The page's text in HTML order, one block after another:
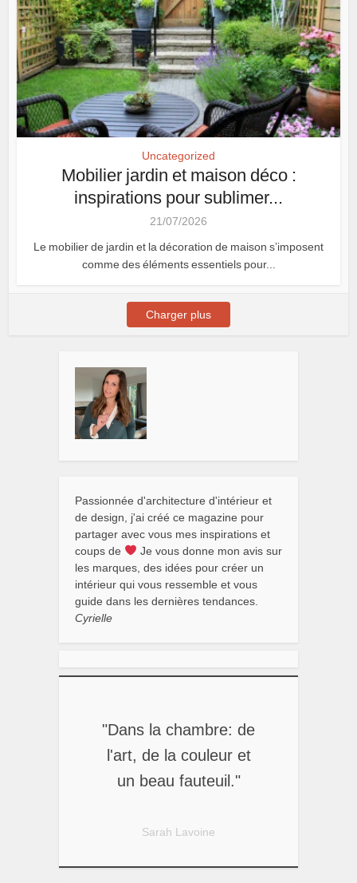
Uncategorized
Mobilier jardin et maison déco :
inspirations pour sublimer...
21/07/2026
Le mobilier de jardin et la décoration de maison s’imposent
comme des éléments essentiels pour...
Charger plus
Passionnée d'architecture d'intérieur et
de design, j'ai créé ce magazine pour
partager avec vous mes inspirations et
coups de
Je vous donne mon avis sur
les marques, des idées pour créer un
intérieur qui vous ressemble et vous
guide dans les dernières tendances.
Cyrielle
"Dans la chambre: de
l'art, de la couleur et
un beau fauteuil."
Sarah Lavoine